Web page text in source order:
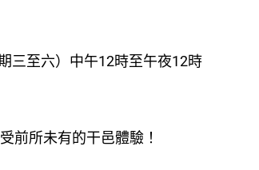
三至六）中午12時至午夜12時
前所未有的干邑體驗！